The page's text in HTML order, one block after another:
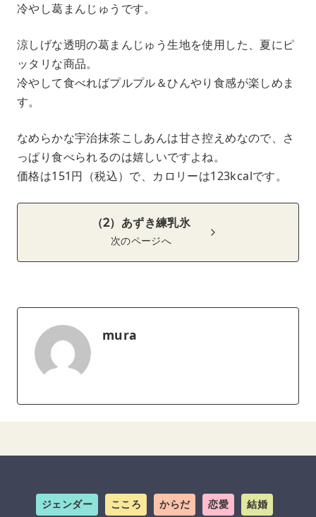
冷やし葛まんじゅうです。
涼しげな透明の葛まんじゅう生地を使用した、夏にピ
ッタリな商品。
冷やして食べればプルプル＆ひんやり食感が楽しめま
す。
なめらかな宇治抹茶こしあんは甘さ控えめなので、さ
っぱり食べられるのは嬉しいですよね。
価格は151円（税込）で、カロリーは123kcalです。
（2）あずき練乳氷
次のページへ
mura
ジェンダー こころ からだ 恋愛 結婚